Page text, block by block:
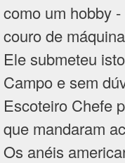
como um hobby
couro de
Ele submeteu
Campo e sem
Escoteiro Chefe
que mandaram
Os anéis